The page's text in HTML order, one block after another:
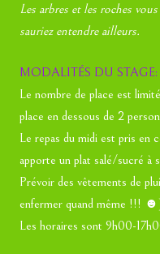
Les arbres et les roches
sauriez entendre ailleurs.
MODALITÉS DU STAGE:
Le nombre de place est
place en dessous de 2
Le repas du midi est pris en
apporte un plat salé/sucré à
Prévoir des vêtements de
enfermer quand même !!!
Les horaires sont 9h00-